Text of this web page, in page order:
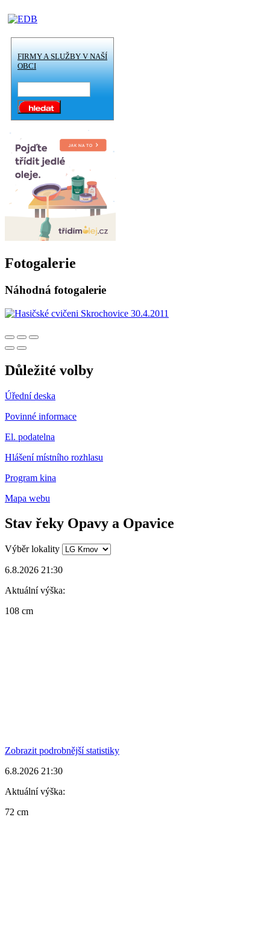
FIRMY A SLUŽBY V NAŠÍ
OBCI
Fotogalerie
Náhodná fotogalerie
Důležité volby
Úřední deska
Povinné informace
El. podatelna
Hlášení místního rozhlasu
Program kina
Mapa webu
Stav řeky Opavy a Opavice
Výběr lokality
6.8.2026 21:30
Aktuální výška:
108 cm
Zobrazit podrobnější statistiky
6.8.2026 21:30
Aktuální výška:
72 cm